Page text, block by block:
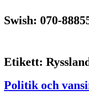
Swish: 070-
Etikett:
Politik och